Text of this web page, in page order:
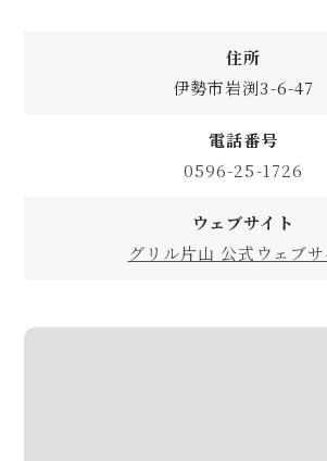
住所
伊勢市岩渕3-6-47
電話番号
0596-25-1726
ウェブサイト
グリル片山 公式ウェブサ